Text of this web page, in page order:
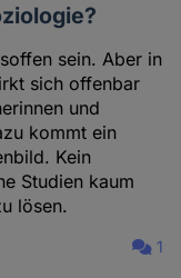
sein. Aber in
sich offenbar
und
kommt ein
Kein
Studien kaum
lösen.
1